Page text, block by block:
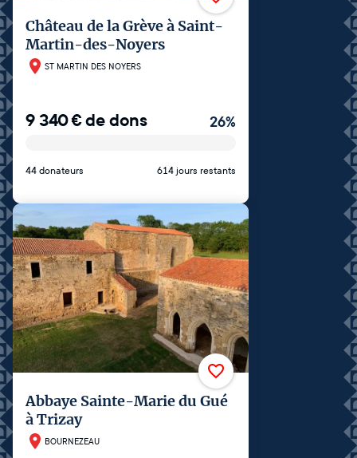
Château de la Grève à Saint-
Martin-des-Noyers
ST MARTIN DES NOYERS
9 340€de dons 26%
44 donateurs 614 jours restants
Abbaye Sainte-Marie du Gué
à Trizay
BOURNEZEAU